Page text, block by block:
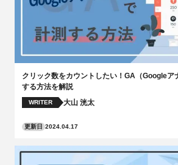
クリック数をカウントしたい！GA（Googleア
する方法を解説
WRITER 大山 洸太
更新日 2024.04.17